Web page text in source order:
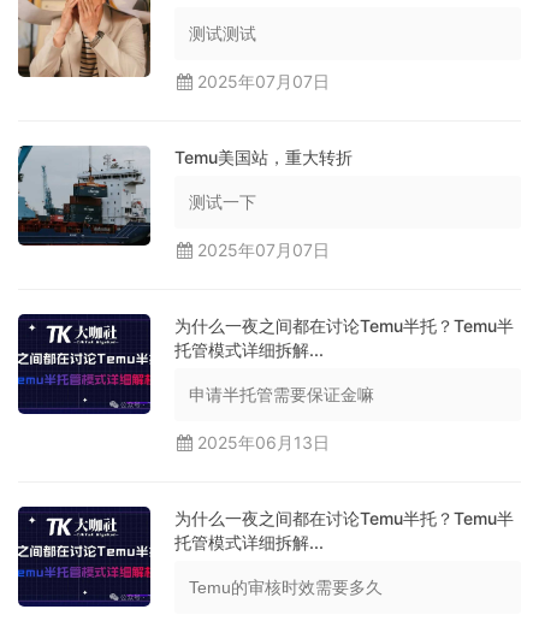
测试测试
2025年07月07日
Temu美国站，重大转折
测试一下
2025年07月07日
为什么一夜之间都在讨论Temu半托？Temu半
托管模式详细拆解...
申请半托管需要保证金嘛
2025年06月13日
为什么一夜之间都在讨论Temu半托？Temu半
托管模式详细拆解...
Temu的审核时效需要多久